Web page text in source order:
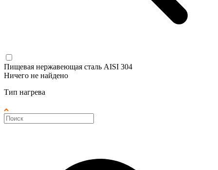
Пищевая нержавеющая сталь AISI 304
Ничего не найдено
Тип нагрева